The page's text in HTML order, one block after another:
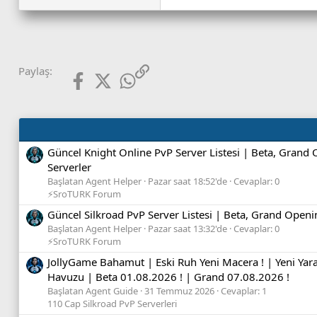
Paylaş: FacebookX (Twitter)WhatsApp
Link
Güncel Knight Online PvP Server Listesi | Beta, Grand
Serverler
Başlatan Agent Helper Pazar saat 18:52'de Cevaplar: 0
⚡SroTURK Forum
Güncel Silkroad PvP Server Listesi | Beta, Grand
Başlatan Agent Helper Pazar saat 13:32'de Cevaplar: 0
⚡SroTURK Forum
JollyGame Bahamut | Eski Ruh Yeni Macera ! | Yeni
Havuzu | Beta 01.08.2026 ! | Grand 07.08.2026 !
Başlatan Agent Guide 31 Temmuz 2026 Cevaplar: 1
110 Cap Silkroad PvP Serverleri